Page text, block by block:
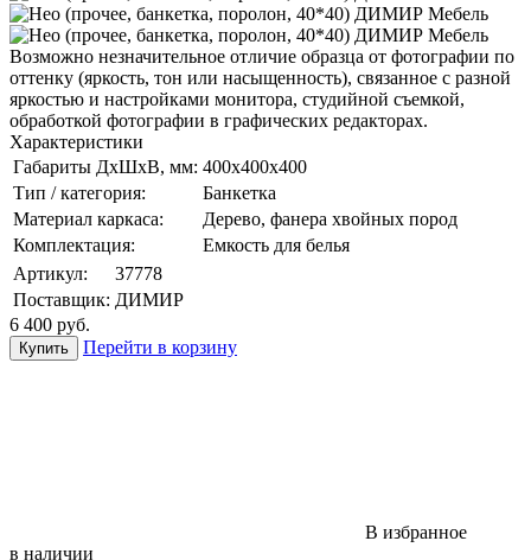
Возможно незначительное отличие образца от фотографии по
оттенку (яркость, тон или насыщенность), связанное с разной
яркостью и настройками монитора, студийной съемкой,
обработкой фотографии в графических редакторах.
Характеристики
Габариты ДхШхВ, мм: 400x400x400
Тип / категория:
Банкетка
Материал каркаса:
Дерево, фанера хвойных пород
Комплектация:
Емкость для белья
Артикул:
37778
Поставщик: ДИМИР
6 400 руб.
Перейти в корзину
В избранное
в наличии